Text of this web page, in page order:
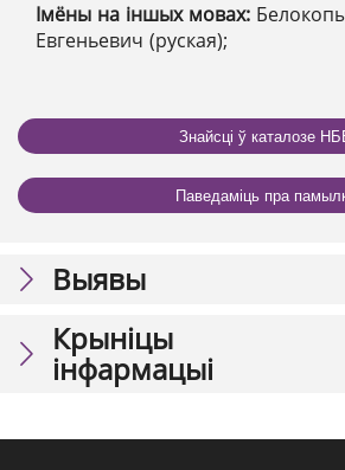
Імёны на іншых мовах:
Евгеньевич (руская);
Знайсці ў каталозе
Паведаміць пра
Выявы
Крыніцы
інфармацыі